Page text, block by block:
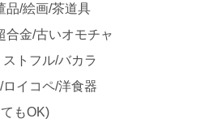
品/絵画/茶道具
合金/古いオモチャ
ストフル/バカラ
ロイコペ/洋食器
もOK)